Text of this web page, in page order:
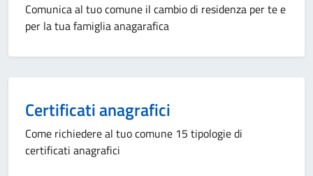
Comunica al tuo comune il cambio di residenza per te e
per la tua famiglia anagarafica
Certificati anagrafici
Come richiedere al tuo comune 15 tipologie di
certificati anagrafici